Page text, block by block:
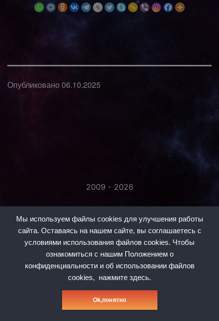
Мы используем файлы cookies для улучшения работы
сайта. Оставаясь на нашем сайте, вы соглашаетесь с
условиями использования файлов cookies. Чтобы
ознакомиться с нашим Положением о
конфиденциальности и об использовании файлов
cookies,
нажмите здесь.
Оk,понятно
Опубликовано06.10.2025
2009 - 2026
Политика конфиденциальности